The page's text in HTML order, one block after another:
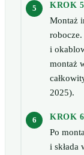
KROK 5
Montaż
i
montaż
2025).
KROK 6
Po
i składa